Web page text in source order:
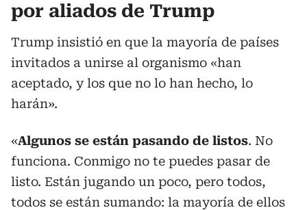
por aliados de Trump
Trump insistió en que la mayoría de países
invitados a unirse al organismo «han
aceptado, y los que no lo han hecho, lo
harán».
«Algunos se están pasando de listos. No
funciona. Conmigo no te puedes pasar de
listo. Están jugando un poco, pero todos,
todos se están sumando: la mayoría de ellos